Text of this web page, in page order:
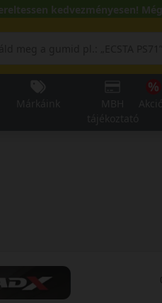
kedvezményesen!